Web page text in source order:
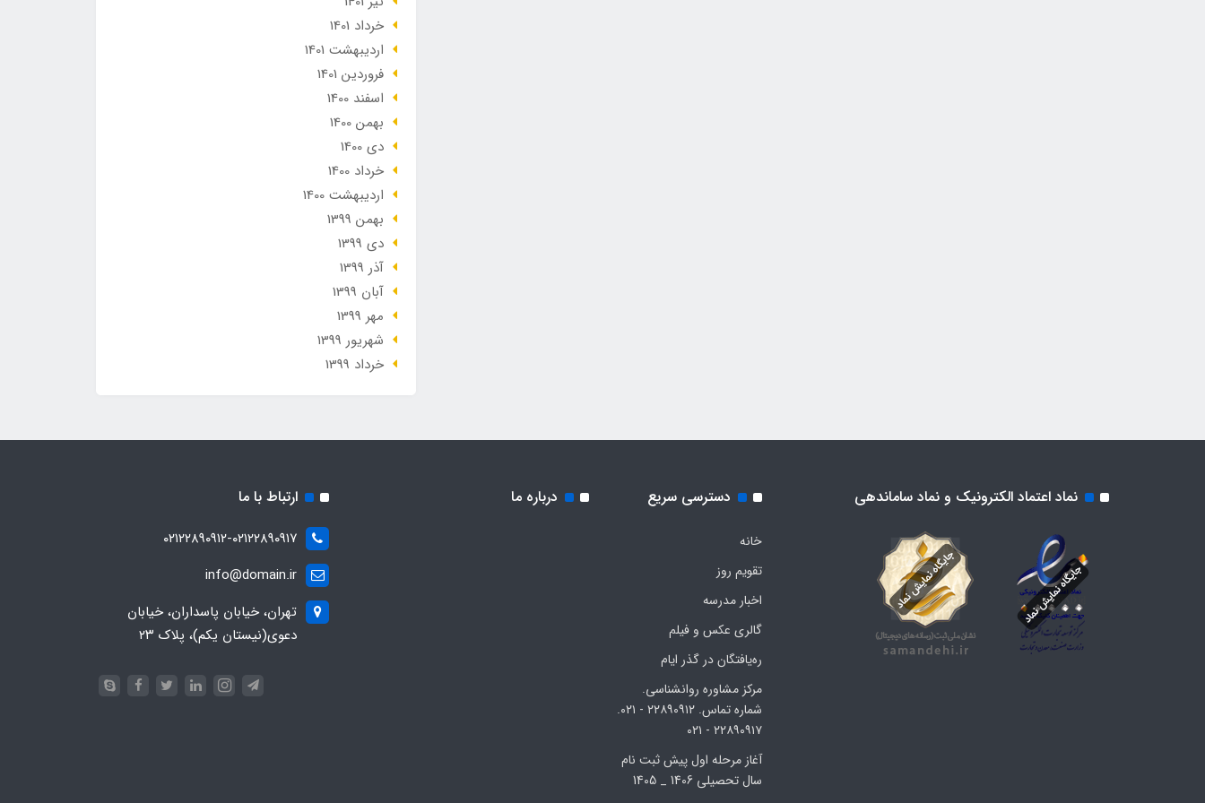
خرداد 1401
ارديبهشت 1401
فروردین 1401
اسفند 1400
بهمن 1400
دی 1400
خرداد 1400
ارديبهشت 1400
بهمن 1399
دی 1399
آذر 1399
آبان 1399
مهر 1399
شهریور 1399
خرداد 1399
نماد اعتماد الکترونیک و نماد ساماندهی دسترسی سریع
خانه
تقویم روز
اخبار مدرسه
گالری عکس و فیلم
ره‌یافتگان در گذر ایام
مرکز مشاوره روانشناسی.
شماره تماس. ۲۲۸۹۰۹۱۲ - ۰۲۱.
۲۲۸۹۰۹۱۷ - ۰۲۱
آغاز مرحله اول پیش ثبت نام
سال تحصیلی 1406 _ 1405
درباره ما ارتباط با ما
۰۲۱۲۲۸۹۰۹۱۲-۰۲۱۲۲۸۹۰۹۱۷
info@domain.ir
تهران، خیابان پاسداران، خیابان
دعوی(نیستان یکم)، پلاک ۲۳